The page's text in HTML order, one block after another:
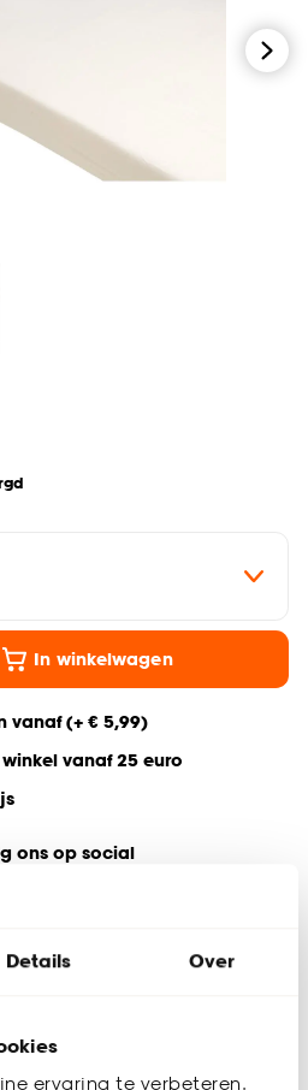
Details Over
ervaring te verbeteren.
In winkelwagen
vanaf (+ € 5,99)
vanaf 25 euro
ons op social
matras